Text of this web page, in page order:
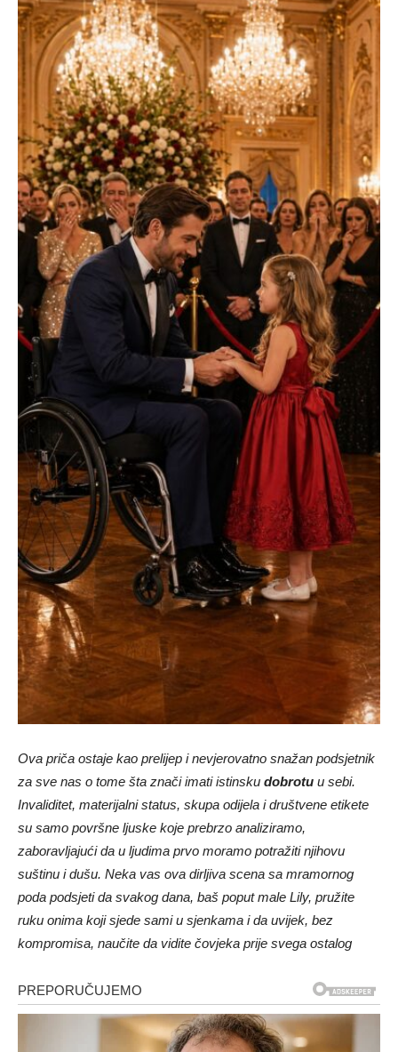
Ova priča ostaje kao prelijep i nevjerovatno snažan podsjetnik
za sve nas o tome šta znači imati istinsku dobrotu u sebi.
Invaliditet, materijalni status, skupa odijela i društvene etikete
su samo površne ljuske koje prebrzo analiziramo,
zaboravljajući da u ljudima prvo moramo potražiti njihovu
suštinu i dušu. Neka vas ova dirljiva scena sa mramornog
poda podsjeti da svakog dana, baš poput male Lily, pružite
ruku onima koji sjede sami u sjenkama i da uvijek, bez
kompromisa, naučite da vidite čovjeka prije svega ostalog